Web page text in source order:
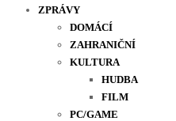
ZPRÁVY
DOMÁCÍ
ZAHRANIČNÍ
KULTURA
HUDBA
FILM
PC/GAME